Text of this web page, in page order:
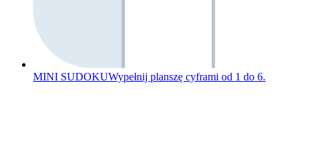
MINI SUDOKUWypełnij planszę cyframi od 1 do 6.